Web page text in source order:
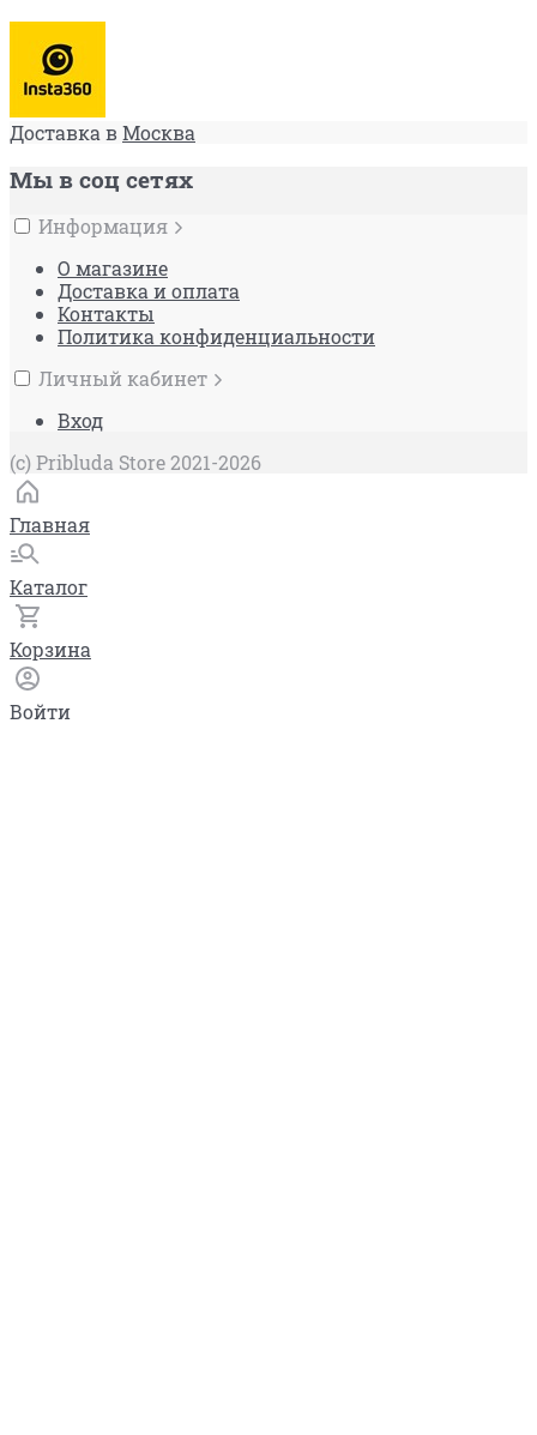
Доставка вМосква
Мы в соц сетях
Информация
О магазине
Доставка и оплата
Контакты
Политика конфиденциальности
Личный кабинет
Вход
(c) Pribluda Store 2021-2026
Главная
Каталог
Корзина
Войти